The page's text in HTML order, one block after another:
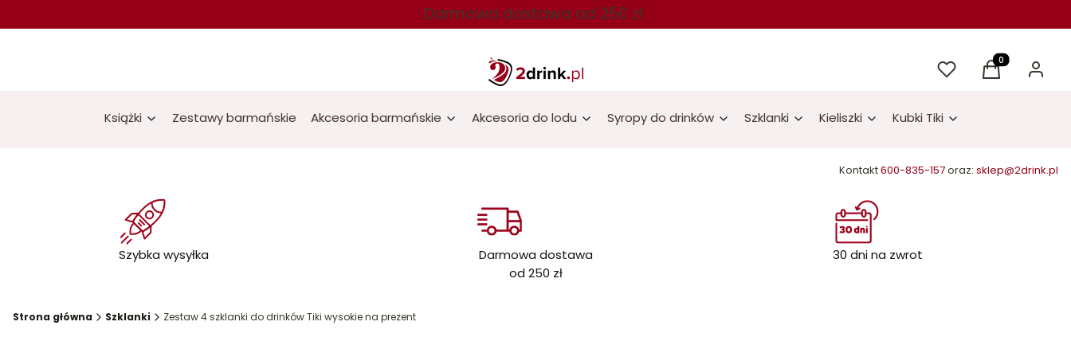
Darmowa dostawa od 250 zł
UlubioneProdukty w
Koszyk Zaloguj
Książki Zestawy barmańskie Akcesoria barmańskie Akcesoria do lodu Syropy do drinków Szklanki Kieliszki Kubki Tiki
Kontakt600-835-157oraz: sklep@2drink.pl
Szybka wysyłka
Darmowa dostawa
od 250 zł
30 dni na zwrot
Strona główna Szklanki Zestaw 4 szklanki do drinków Tiki wysokie na prezent